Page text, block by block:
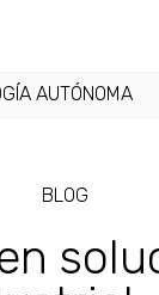
AUTÓNOMA
BLOG